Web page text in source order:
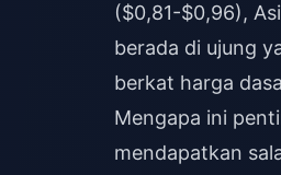
($0,81-$0,96),
berada di ujung
berkat harga
Mengapa ini
mendapatkan